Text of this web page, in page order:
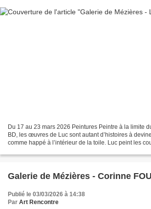
Du 17 au 23 mars 2026 Peintures Peintre à la limite
BD, les œuvres de Luc sont autant d’histoires à
comme happé à l’intérieur de la toile. Luc peint les
Galerie de Mézières - Corinne
Publié le 03/03/2026 à 14:38
Par Art Rencontre